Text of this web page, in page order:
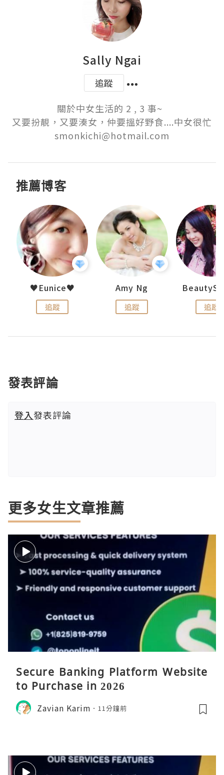
Sally Ngai
追蹤
關於中女生活的 2 , 3 事~
又要扮靚，又要湊女，仲要搵好野食....中女很忙
smonkichi@hotmail.com
推薦博客
♥Eunice♥
追蹤
Amy Ng
追蹤 追蹤
發表評論
登入發表評論
更多女生文章推薦
Secure Banking Platform Website
to Purchase in 2026
Zavian Karim 11分鐘前